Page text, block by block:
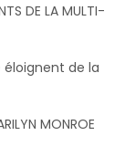
DE LA MULTI-
de la
MONROE